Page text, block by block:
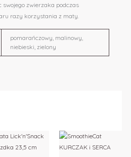
swojego zwierzaka podczas
razy korzystania z maty.
pomarańczowy, malinowy,
niebieski, zielony